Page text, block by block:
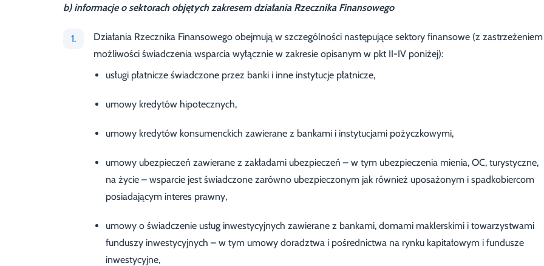
b) informacje o sektorach objętych zakresem działania Rzecznika Finansowego
Działania Rzecznika Finansowego obejmują w szczególności następujące sektory finansowe (z zastrzeżeniem
możliwości świadczenia wsparcia wyłącznie w zakresie opisanym w pkt II-IV poniżej):
usługi płatnicze świadczone przez banki i inne instytucje płatnicze,
umowy kredytów hipotecznych,
umowy kredytów konsumenckich zawierane z bankami i instytucjami pożyczkowymi,
umowy ubezpieczeń zawierane z zakładami ubezpieczeń – w tym ubezpieczenia mienia, OC, turystyczne,
na życie – wsparcie jest świadczone zarówno ubezpieczonym jak również uposażonym i spadkobiercom
posiadającym interes prawny,
umowy o świadczenie usług inwestycyjnych zawierane z bankami, domami maklerskimi i towarzystwami
funduszy inwestycyjnych – w tym umowy doradztwa i pośrednictwa na rynku kapitałowym i fundusze
inwestycyjne,